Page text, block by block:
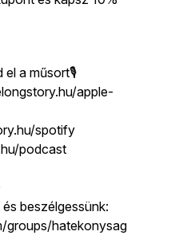
el a műsort🎙
apple-
spotify
podcast
beszélgessünk:
hatekonysag